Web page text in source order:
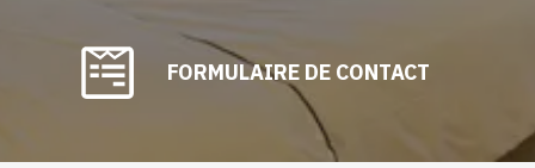
FORMULAIRE DE CONTACT